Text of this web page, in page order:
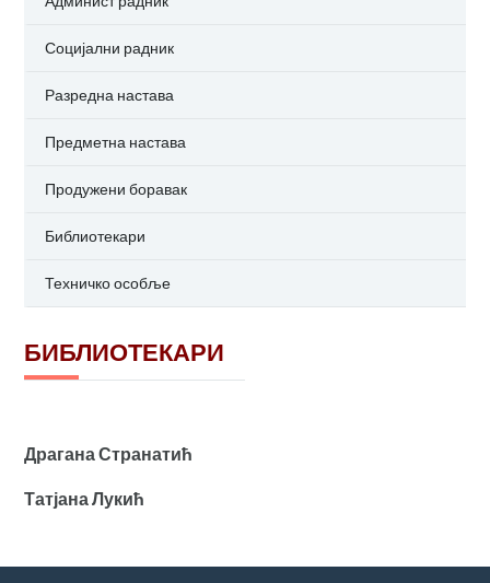
Социјални радник
Разредна настава
Предметна настава
Продужени боравак
Библиотекари
Техничко особље
БИБЛИОТЕКАРИ
Драгана Странатић
Татјана Лукић